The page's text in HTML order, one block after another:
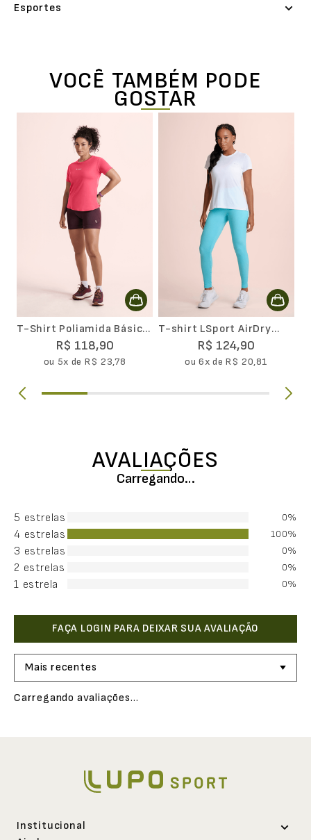
Esportes
VOCÊ TAMBÉM PODE
GOSTAR
T-Shirt Poliamida Básica
Feminina III
R$ 118,90
ou 5x de R$ 23,78
T-shirt LSport AirDry
FemininaR$ 124,90
ou6x deR$ 20,81
AVALIAÇÕES
Carregando…
5 estrelas 0%
4 estrelas 100%
3 estrelas 0%
2 estrelas 0%
1 estrela 0%
Mais recentes
Carregando avaliações…
Institucional